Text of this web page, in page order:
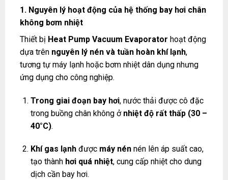
1. Nguyên lý hoạt động của hệ thống bay hơi chân
không bơm nhiệt
Thiết bị Heat Pump Vacuum Evaporator hoạt động
dựa trên nguyên lý nén và tuần hoàn khí lạnh,
tương tự máy lạnh hoặc bơm nhiệt dân dụng nhưng
ứng dụng cho công nghiệp.
Trong giai đoạn bay hơi, nước thải được cô đặc
trong buồng chân không ở nhiệt độ rất thấp (30 –
40°C).
Khí gas lạnh được máy nén nén lên áp suất cao,
tạo thành hơi quá nhiệt, cung cấp nhiệt cho dung
dịch cần bay hơi.